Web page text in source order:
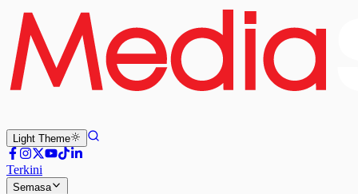
Light Theme
Terkini
Semasa